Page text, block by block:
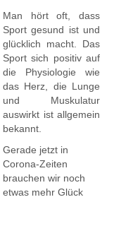
Man hört oft, dass
Sport gesund ist und
glücklich macht. Das
Sport sich positiv auf
die Physiologie wie
das Herz, die Lunge
und Muskulatur
auswirkt ist allgemein
bekannt.
Gerade jetzt in
Corona-Zeiten
brauchen wir noch
etwas mehr Glück